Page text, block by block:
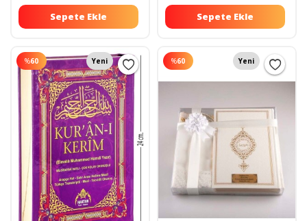
Sepete Ekle Sepete Ekle
%60 Yeni %60 Yeni